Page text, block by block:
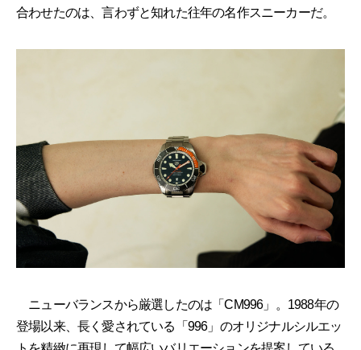
合わせたのは、言わずと知れた往年の名作スニーカーだ。
ニューバランスから厳選したのは「CM996」。1988年の
登場以来、長く愛されている「996」のオリジナルシルエッ